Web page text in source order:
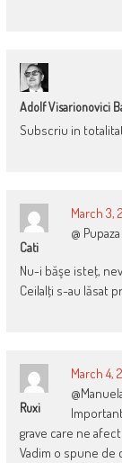
Adolf Visarionovici
Subscriu in
Cati
March 3,
@
Nu-i băşe isteţ,
Ceilalţi s-au lăsat
Ruxi
March 4,
grave care ne
Vadim o spune de